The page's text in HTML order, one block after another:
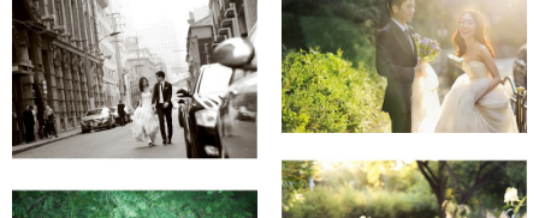
고려대학교
★ 상해 데이트스냅 ★